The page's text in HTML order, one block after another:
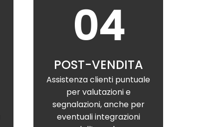
04
POST-VENDITA
Assistenza clienti puntuale
per valutazioni e
segnalazioni, anche per
eventuali integrazioni